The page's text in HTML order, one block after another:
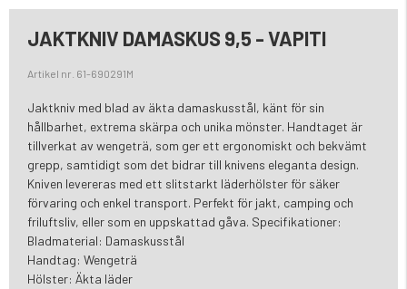
JAKTKNIV DAMASKUS 9,5 - VAPITI
Artikel nr. 61-690291M
Jaktkniv med blad av äkta damaskusstål, känt för sin
hållbarhet, extrema skärpa och unika mönster. Handtaget är
tillverkat av wengeträ, som ger ett ergonomiskt och bekvämt
grepp, samtidigt som det bidrar till knivens eleganta design.
Kniven levereras med ett slitstarkt läderhölster för säker
förvaring och enkel transport. Perfekt för jakt, camping och
friluftsliv, eller som en uppskattad gåva. Specifikationer:
Bladmaterial: Damaskusstål
Handtag: Wengeträ
Hölster: Äkta läder